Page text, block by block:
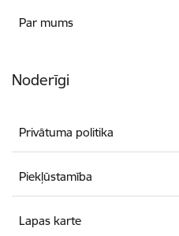
Par mums
Noderīgi
Privātuma politika
Piekļūstamība
Lapas karte